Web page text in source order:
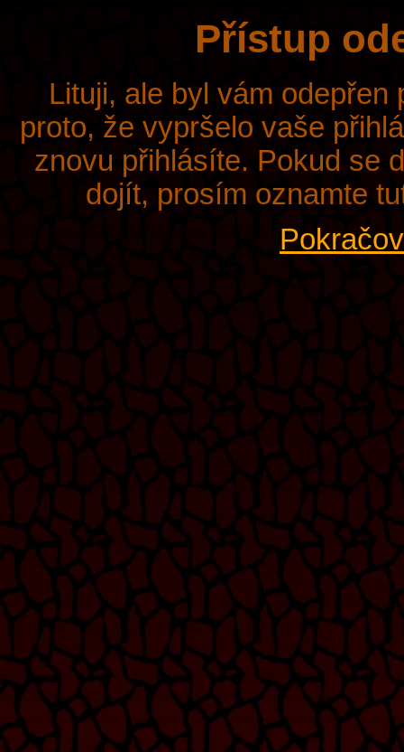
Přístup
Lituji, ale byl vám
proto, že vypršelo vaše
znovu přihlásíte. Pokud se
dojít, prosím oznamte